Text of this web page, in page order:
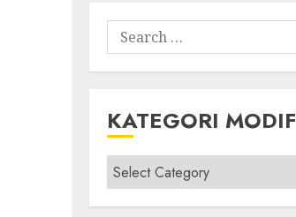
Search
for:
KATEGORI MODIF
Kategori
modif